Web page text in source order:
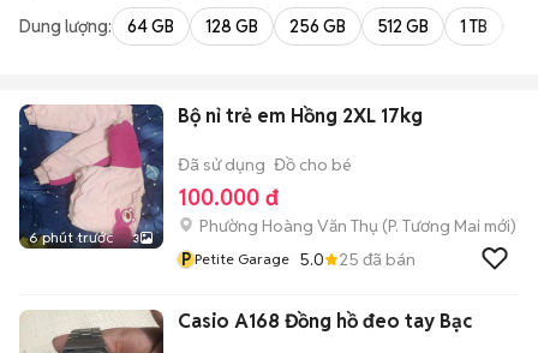
Dung lượng: 64 GB 128 GB 256 GB 512 GB 1 TB
6 phút trước 3
Bộ nỉ trẻ em Hồng 2XL 17kg
Đã sử dụng Đồ cho bé
100.000 đ
Phường Hoàng Văn Thụ (P. Tương Mai mới)
P Petite Garage 5.0 25 đã bán
Casio A168 Đồng hồ đeo tay Bạc